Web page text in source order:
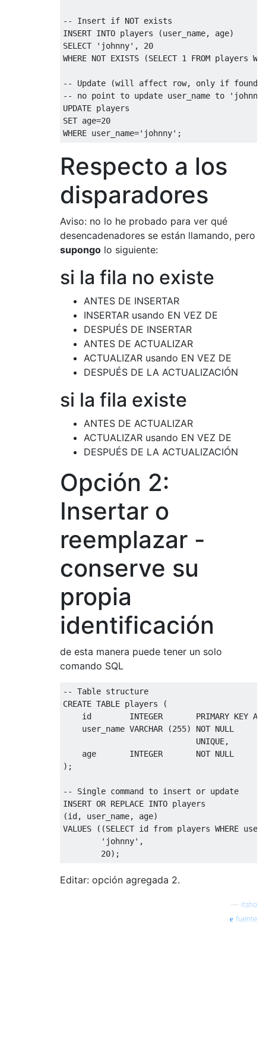
-- Insert if NOT exists
INSERT INTO players (user_name, age)
SELECT
'johnny' ,
20
WHERE NOT EXISTS (SELECT 1 FROM players
-- Update (will affect row, only if found)
-- no point to update user_name to
UPDATE
SET age=20
WHERE user_name='johnny' ;
Respecto a los
disparadores
Aviso: no lo he probado para ver qué
desencadenadores se están llamando, pero
supongo lo siguiente:
si la fila no existe
ANTES DE INSERTAR
INSERTAR usando EN VEZ DE
DESPUÉS DE INSERTAR
ANTES DE ACTUALIZAR
ACTUALIZAR usando EN VEZ DE
DESPUÉS DE LA ACTUALIZACIÓN
si la fila existe
ANTES DE ACTUALIZAR
ACTUALIZAR usando EN VEZ DE
DESPUÉS DE LA ACTUALIZACIÓN
Opción 2:
Insertar o
reemplazar -
conserve su
propia
identificación
de esta manera puede tener un solo
comando SQL
-- Table structure
CREATE TABLE players
(
    id        INTEGER
PRIMARY KEY
    user_name VARCHAR
(255) NOT NULL
UNIQUE,
    age       INTEGER
NOT NULL
);
-- Single command to insert or update
INSERT OR REPLACE INTO
(id, user_name, age)
VALUES
((SELECT id from players WHERE
'johnny' ,
20);
Editar: opción agregada 2.
itsho
fuente